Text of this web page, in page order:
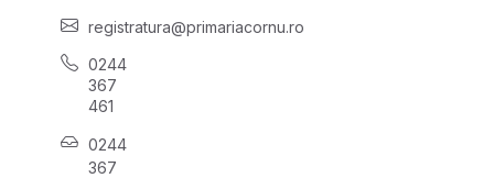
registratura@primariacornu.ro
0244
367
461
0244
367